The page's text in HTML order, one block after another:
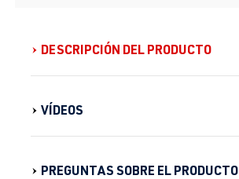
DESCRIPCIÓN DEL PRODUCTO
VÍDEOS
PREGUNTAS SOBRE EL PRODUCTO